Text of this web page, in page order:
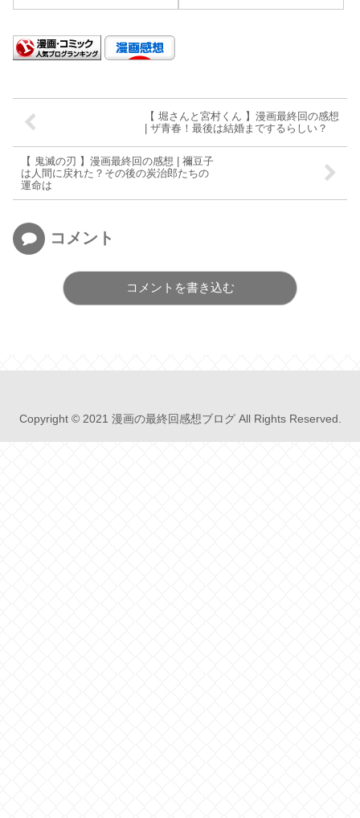
【 堀さんと宮村くん 】漫画最終回の感想
| ザ青春！最後は結婚までするらしい？
【 鬼滅の刃 】漫画最終回の感想 | 禰豆子
は人間に戻れた？その後の炭治郎たちの
運命は
コメント
コメントを書き込む
Copyright © 2021 漫画の最終回感想ブログ All Rights Reserved.